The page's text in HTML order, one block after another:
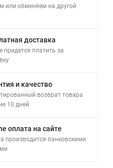
или обменяем на другой
доставка
придется платить за
и качество
возврат товара
10 дней
оплата на сайте
производится банковскими